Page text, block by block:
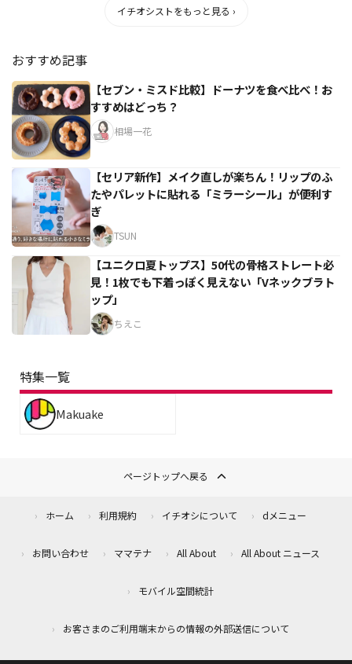
イチオシストをもっと見る ›
おすすめ記事
【セブン・ミスド比較】ドーナツを食べ比べ！お
すすめはどっち？
相場一花
【セリア新作】メイク直しが楽ちん！リップのふ
たやパレットに貼れる「ミラーシール」が便利す
ぎ
TSUN
【ユニクロ夏トップス】50代の骨格ストレート必
見！1枚でも下着っぽく見えない「Vネックブラト
ップ」
ちえこ
特集一覧
Makuake
ページトップへ戻る
ホーム 利用規約 イチオシについて dメニュー
お問い合わせ ママテナ All About All About ニュース
モバイル空間統計
お客さまのご利用端末からの情報の外部送信について